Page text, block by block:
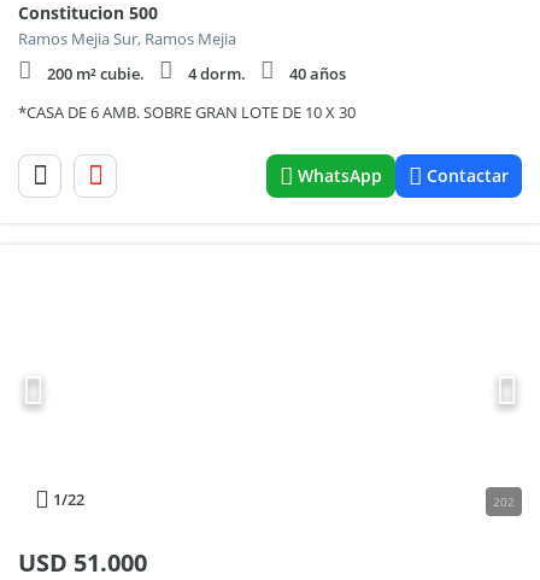
Constitucion 500
Ramos Mejia Sur, Ramos Mejia
200 m² cubie.
4 dorm.
40 años
*CASA DE 6 AMB. SOBRE GRAN LOTE DE 10 X 30
WhatsApp Contactar
1/22 202
USD 51.000